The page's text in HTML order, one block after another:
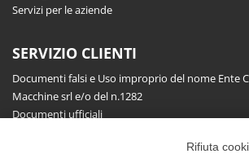
Servizi per le aziende
SERVIZIO CLIENTI
Documenti falsi e Uso improprio del nome Ente
Macchine srl e/o del n.1282
Documenti ufficiali
Rifiuta